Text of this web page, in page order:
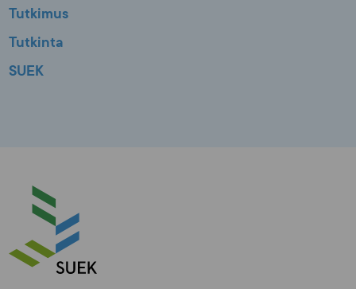
Tutkimus
Tutkinta
SUEK